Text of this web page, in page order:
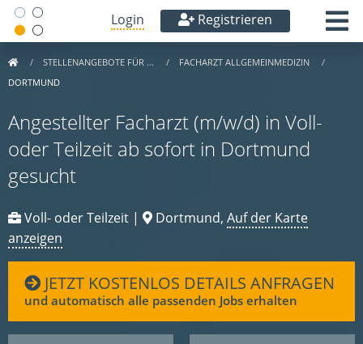
Login Registrieren
STELLENANGEBOTE FÜR …
FACHARZT ALLGEMEINMEDIZIN
DORTMUND
Angestellter Facharzt (m/w/d) in Voll-
oder Teilzeit ab sofort in Dortmund
gesucht
Voll- oder Teilzeit | Dortmund, Auf der Karte
anzeigen
JETZT KOSTENLOS DETAILS ANFRAGEN
und automatisch alle passenden Jobs erhalten